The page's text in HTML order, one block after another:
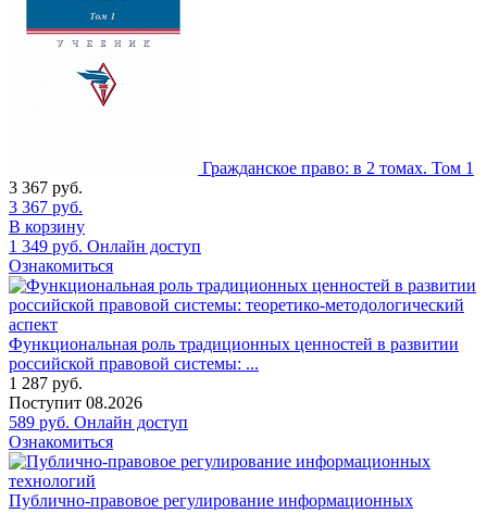
Гражданское право: в 2 томах. Том 1
3 367 руб.
3 367 руб.
В корзину
1 349 руб. Онлайн доступ
Ознакомиться
Функциональная роль традиционных ценностей в развитии
российской правовой системы: ...
1 287 руб.
Поступит 08.2026
589 руб. Онлайн доступ
Ознакомиться
Публично-правовое регулирование информационных